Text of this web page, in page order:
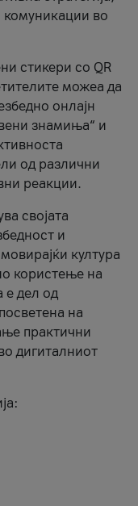
комуникации во
стикери со QR
можеа да
онлајн
знамиња“ и
од различни
реакции.
својата
и
култура
користење на
е дел од
на
практични
дигиталниот